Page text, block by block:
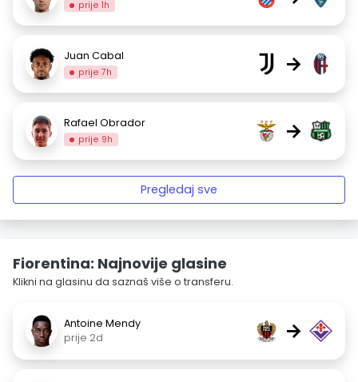
prije 1h
Juan Cabal
prije 7h →
Rafael Obrador
prije 9h →
Pregledaj sve
Fiorentina: Najnovije glasine
Klikni na glasinu da saznaš više o transferu.
Antoine Mendy
prije 2d
→